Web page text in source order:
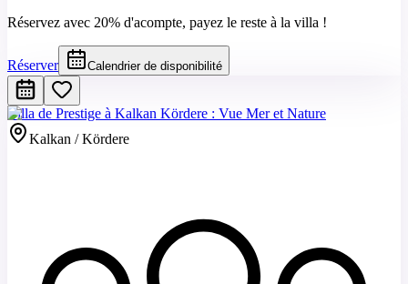
Réservez avec 20% d'acompte, payez le reste à la villa !
Réserver Calendrier de disponibilité
Villa de Prestige à Kalkan Kördere : Vue Mer et Nature
Kalkan / Kördere